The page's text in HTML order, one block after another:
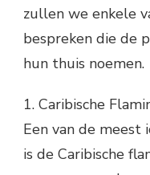
zullen we enkele
bespreken die de
hun thuis noemen.
1. Caribische
Een van de meest
is de Caribische